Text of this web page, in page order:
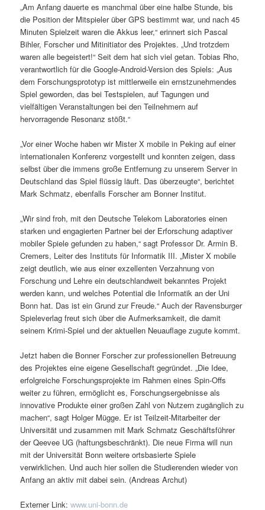
„Am Anfang dauerte es manchmal über eine halbe Stunde, bis
die Position der Mitspieler über GPS bestimmt war, und nach 45
Minuten Spielzeit waren die Akkus leer,“ erinnert sich Pascal
Bihler, Forscher und Mitinitiator des Projektes. „Und trotzdem
waren alle begeistert!“ Seit dem hat sich viel getan. Tobias Rho,
verantwortlich für die Google-Android-Version des Spiels: „Aus
dem Forschungsprototyp ist mittlerweile ein ernstzunehmendes
Spiel geworden, das bei Testspielen, auf Tagungen und
vielfältigen Veranstaltungen bei den Teilnehmern auf
hervorragende Resonanz stößt.“
„Vor einer Woche haben wir Mister X mobile in Peking auf einer
internationalen Konferenz vorgestellt und konnten zeigen, dass
selbst über die immens große Entfernung zu unserem Server in
Deutschland das Spiel flüssig läuft. Das überzeugte“, berichtet
Mark Schmatz, ebenfalls Forscher am Bonner Institut.
„Wir sind froh, mit den Deutsche Telekom Laboratories einen
starken und engagierten Partner bei der Erforschung adaptiver
mobiler Spiele gefunden zu haben,“ sagt Professor Dr. Armin B.
Cremers, Leiter des Instituts für Informatik III. „Mister X mobile
zeigt deutlich, wie aus einer exzellenten Verzahnung von
Forschung und Lehre ein deutschlandweit bekanntes Projekt
werden kann, und welches Potential die Informatik an der Uni
Bonn hat. Das ist ein Grund zur Freude.“ Auch der Ravensburger
Spieleverlag freut sich über die Aufmerksamkeit, die damit
seinem Krimi-Spiel und der aktuellen Neuauflage zugute kommt.
Jetzt haben die Bonner Forscher zur professionellen Betreuung
des Projektes eine eigene Gesellschaft gegründet. „Die Idee,
erfolgreiche Forschungsprojekte im Rahmen eines Spin-Offs
weiter zu führen, ermöglicht es, Forschungsergebnisse als
innovative Produkte einer großen Zahl von Nutzern zugänglich zu
machen“, sagt Holger Mügge. Er ist Teilzeit-Mitarbeiter der
Universität und zusammen mit Mark Schmatz Geschäftsführer
der Qeevee UG (haftungsbeschränkt). Die neue Firma will nun
mit der Universität Bonn weitere ortsbasierte Spiele
verwirklichen. Und auch hier sollen die Studierenden wieder von
Anfang an aktiv mit dabei sein. (Andreas Archut)
Externer Link:www.uni-bonn.de